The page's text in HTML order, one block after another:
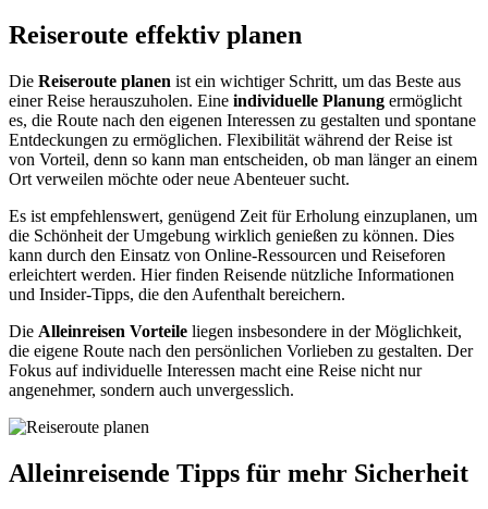
Reiseroute effektiv planen
Die Reiseroute planen ist ein wichtiger Schritt, um das Beste aus
einer Reise herauszuholen. Eine individuelle Planung ermöglicht
es, die Route nach den eigenen Interessen zu gestalten und spontane
Entdeckungen zu ermöglichen. Flexibilität während der Reise ist
von Vorteil, denn so kann man entscheiden, ob man länger an einem
Ort verweilen möchte oder neue Abenteuer sucht.
Es ist empfehlenswert, genügend Zeit für Erholung einzuplanen, um
die Schönheit der Umgebung wirklich genießen zu können. Dies
kann durch den Einsatz von Online-Ressourcen und Reiseforen
erleichtert werden. Hier finden Reisende nützliche Informationen
und Insider-Tipps, die den Aufenthalt bereichern.
Die Alleinreisen Vorteile liegen insbesondere in der Möglichkeit,
die eigene Route nach den persönlichen Vorlieben zu gestalten. Der
Fokus auf individuelle Interessen macht eine Reise nicht nur
angenehmer, sondern auch unvergesslich.
Alleinreisende Tipps für mehr Sicherheit